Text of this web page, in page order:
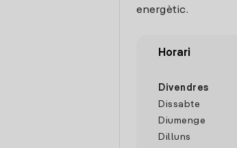
energètic.
Horari
Divendres
Dissabte
Diumenge
Dilluns